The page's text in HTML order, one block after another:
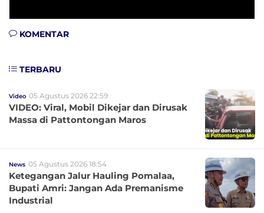
KOMENTAR
TERBARU
Video 05 Agustus 2026 22:59
VIDEO: Viral, Mobil Dikejar dan Dirusak
Massa di Pattontongan Maros
News 05 Agustus 2026 18:54
Ketegangan Jalur Hauling Pomalaa,
Bupati Amri: Jangan Ada Premanisme
Industrial